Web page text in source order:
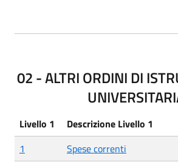
02 - ALTRI ORDINI DI
Livello 1 Descrizione Livello 1
1
Spese correnti